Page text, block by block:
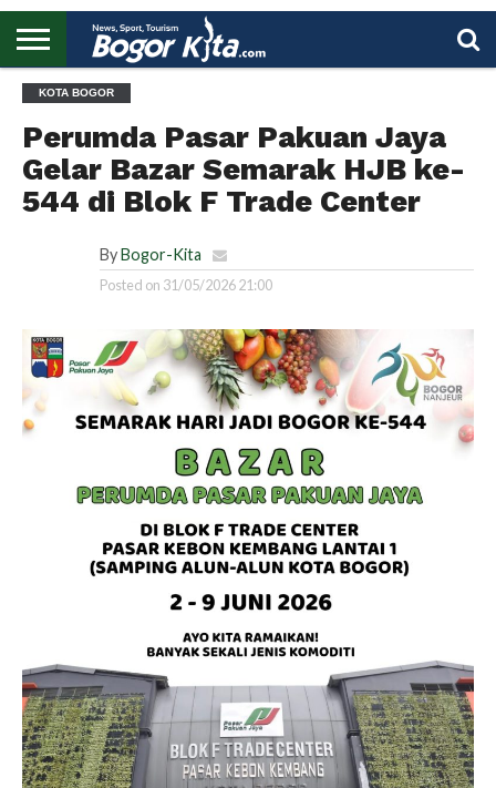
BOGOR
REGIONAL
NASIONAL
PENDIDIKAN
WISATA
OLAHRAGA
LAPORAN
PROFIL
KOTA BOGOR
Perumda Pasar Pakuan Jaya
Gelar Bazar Semarak HJB ke-
544 di Blok F Trade Center
By Bogor-Kita
Posted on 31/05/2026 21:00